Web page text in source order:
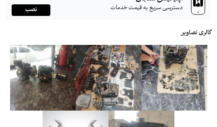
دسترسی سریع به قیمت خدمات نصب
گالری تصاویر